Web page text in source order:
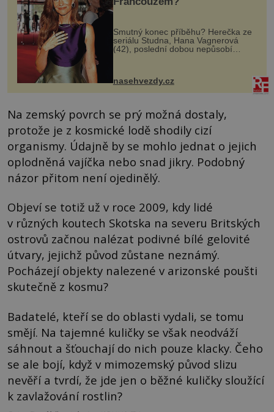
Smutný konec příběhu? Herečka ze
seriálu Studna, Hana Vagnerová
(42), poslední dobou nepůsobí
nasehvezdy.cz
Na zemský povrch se prý možná dostaly,
protože je z kosmické lodě shodily cizí
organismy. Údajně by se mohlo jednat o jejich
oplodněná vajíčka nebo snad jikry. Podobný
názor přitom není ojedinělý.
Objeví se totiž už v roce 2009, kdy lidé
v různých koutech Skotska na severu Britských
ostrovů začnou nalézat podivné bílé gelovité
útvary, jejichž původ zůstane neznámý.
Pocházejí objekty nalezené v arizonské poušti
skutečně z kosmu?
Badatelé, kteří se do oblasti vydali, se tomu
smějí. Na tajemné kuličky se však neodváží
sáhnout a šťouchají do nich pouze klacky. Čeho
se ale bojí, když v mimozemský původ slizu
nevěří a tvrdí, že jde jen o běžné kuličky sloužící
k zavlažování rostlin?